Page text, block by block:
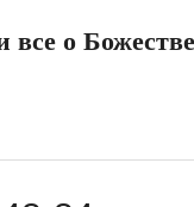
все о